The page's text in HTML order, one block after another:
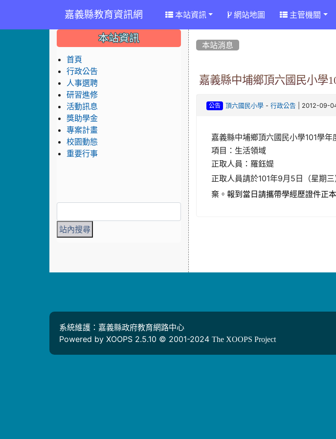
嘉義縣教育資訊網 本站資訊 網站地圖 主管機關
本站消息
嘉義縣中埔鄉頂六國民小學
公告 頂六國民小學 - 行政公告 | 2012-09-
嘉義縣中埔鄉頂六國民小學101學年
項目：生活領域
正取人員：羅鈺媞
正取人員請於101年9月5日（星期
棄。報到當日請攜帶學經歷證件正
::: 本站資訊
首頁
行政公告
人事選聘
研習進修
活動訊息
獎助學金
專案計畫
校園動態
重要行事
系統維護：嘉義縣政府教育網路中心
Powered by XOOPS 2.5.10 © 2001-2024 The XOOPS Project